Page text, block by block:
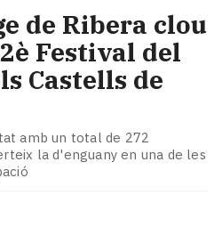
de Ribera clou
Festival del
Castells de
amb un total de 272
la d'enguany en una de les